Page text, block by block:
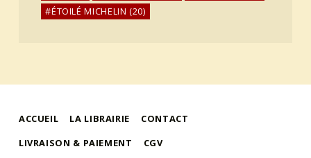
ÉTOILÉ MICHELIN (20)
ACCUEIL LA LIBRAIRIE
CONTACT
LIVRAISON & PAIEMENT
CGV